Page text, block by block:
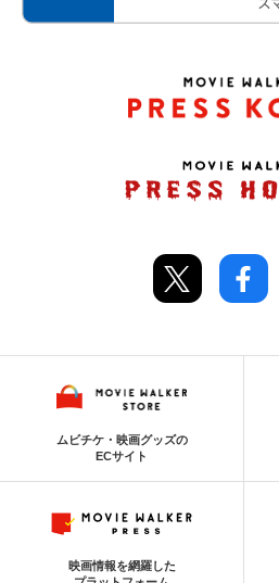
ムビチケ・映画グッズの
ECサイト
映画情報を網羅した